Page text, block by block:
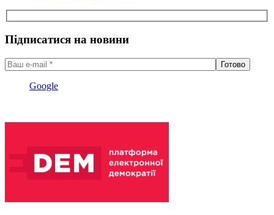
Підписатися на новини
Google